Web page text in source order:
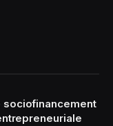
sociofinancement